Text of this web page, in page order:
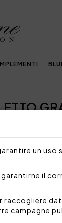
un uso
garantirne il
raccogliere
campagne
in
cm
100% raso
100%